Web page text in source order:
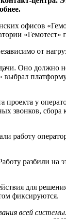
офисов
от
Оно должно
выбрал
у
звонков,
работу
разбили на
для
фиксируются.
всей